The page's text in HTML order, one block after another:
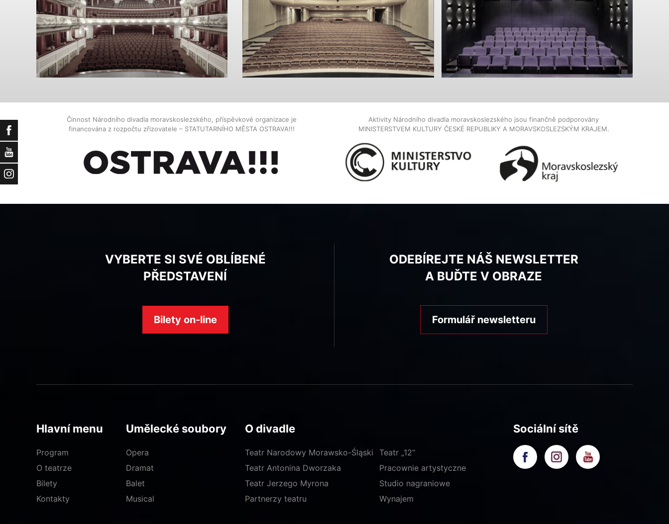
Facebook
YouTube
Instagram
Činnost Národního divadla moravskoslezského, příspěvkové organizace je
financována z rozpočtu zřizovatele – STATUTARNÍHO MĚSTA OSTRAVA!!!
Aktivity Národního divadla moravskoslezského jsou finančně podporovány
MINISTERSTVEM KULTURY ČESKÉ REPUBLIKY A MORAVSKOSLEZSKÝM KRAJEM.
VYBERTE SI SVÉ OBLÍBENÉ
PŘEDSTAVENÍ
Bilety on-line
ODEBÍREJTE NÁŠ NEWSLETTER
A BUĎTE V OBRAZE
Formulář newsletteru
Hlavní menu
Program
O teatrze
Bilety
Kontakty
Umělecké soubory
Opera
Dramat
Balet
Musical
O divadle
Teatr Narodowy Morawsko-Śląski
Teatr Antonina Dworzaka
Teatr Jerzego Myrona
Teatr „12“
Pracownie artystyczne
Studio nagraniowe
Partnerzy teatru
Wynajem
Sociální sítě